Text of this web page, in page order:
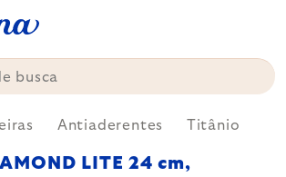
Antiaderentes Titânio
LITE 24 cm,